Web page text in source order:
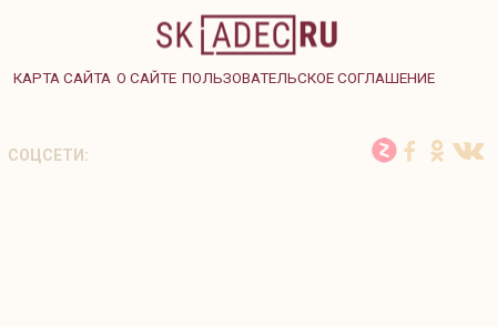
КАРТА САЙТА О САЙТЕ ПОЛЬЗОВАТЕЛЬСКОЕ СОГЛАШЕНИЕ
СОЦСЕТИ: